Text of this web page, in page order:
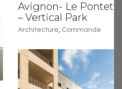
Avignon- Le Pontet
– Vertical Park
Architecture, Commande